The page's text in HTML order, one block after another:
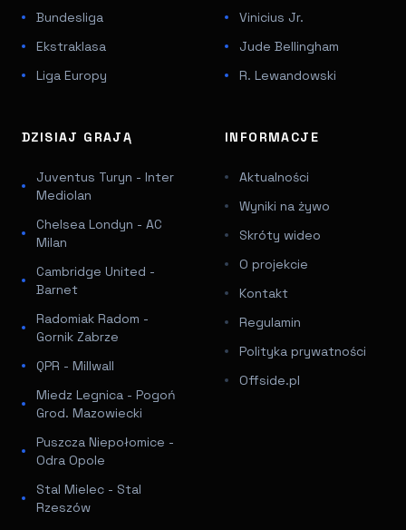
Bundesliga
Ekstraklasa
Liga Europy
Vinicius Jr.
Jude Bellingham
R. Lewandowski
DZISIAJ GRAJĄ
Juventus Turyn - Inter
Mediolan
Chelsea Londyn - AC
Milan
Cambridge United -
Barnet
Radomiak Radom -
Gornik Zabrze
QPR - Millwall
Miedz Legnica - Pogoń
Grod. Mazowiecki
Puszcza Niepołomice -
Odra Opole
Stal Mielec - Stal
Rzeszów
INFORMACJE
Aktualności
Wyniki na żywo
Skróty wideo
O projekcie
Kontakt
Regulamin
Polityka prywatności
Offside.pl